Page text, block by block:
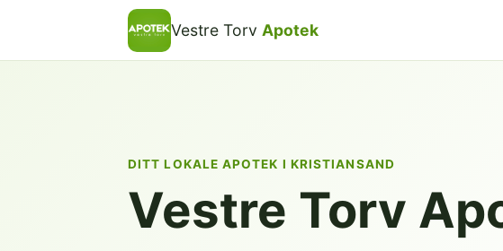
Vestre Torv Apotek
DITT LOKALE APOTEK I KRISTIANSAND
Vestre Torv